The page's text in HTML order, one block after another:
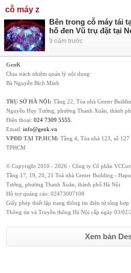
cỗ máy z
Bên trong cỗ máy tái
hố đen Vũ trụ đặt tại
9 năm trước
GenK
Chịu trách nhiệm quản lý nội dung:
Bà Nguyễn Bích Minh
TRỤ SỞ HÀ NỘI: Tầng 22, Tòa nhà Center
Nguyễn Huy Tưởng, phường Thanh Xuân, thành
Điện thoại: 024 7309 5555
Email: info@genk.vn
VPĐD TẠI TP.HCM: Tầng 4, Tòa nhà 123, số
TPHCM
© Copyright 2010 - 2026 - Công ty Cổ phần
Tầng 17, 19, 20, 21 Toà nhà Center Building -
Tưởng, phường Thanh Xuân, thành phố Hà Nội
Hỗ trợ quảng cáo: 02473007108
Giấy phép thiết lập trang thông tin điện tử tổng
Thông tin và Truyền thông Hà Nội cấp ngày 03/02/
Xem bản